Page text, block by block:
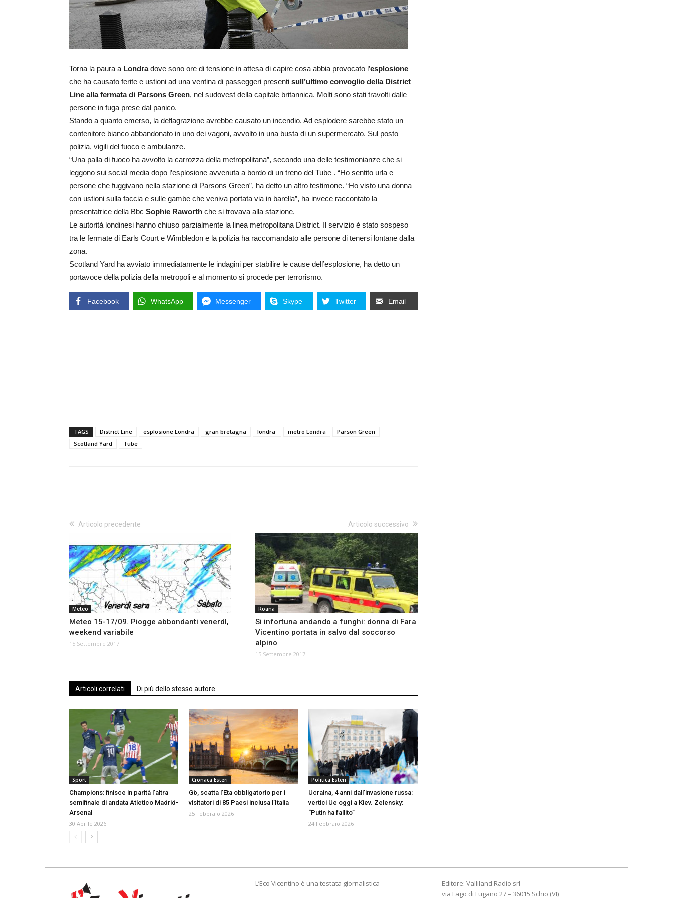
Torna la paura a Londradove sono ore di tensione in attesa di capire cosa abbia provocato l’esplosione
che ha causato ferite e ustioni ad una ventina di passeggeri presenti sull’ultimo convoglio della District
Line alla fermata di Parsons Green, nel sudovest della capitale britannica. Molti sono stati travolti dalle
persone in fuga prese dal panico.
Stando a quanto emerso, la deflagrazione avrebbe causato un incendio. Ad esplodere sarebbe stato un
contenitore bianco abbandonato in uno dei vagoni, avvolto in una busta di un supermercato. Sul posto
polizia, vigili del fuoco e ambulanze.
“Una palla di fuoco ha avvolto la carrozza della metropolitana”, secondo una delle testimonianze che si
leggono sui social media dopo l’esplosione avvenuta a bordo di un treno del Tube . “Ho sentito urla e
persone che fuggivano nella stazione di Parsons Green”, ha detto un altro testimone. “Ho visto una donna
con ustioni sulla faccia e sulle gambe che veniva portata via in barella”, ha invece raccontato la
presentatrice della Bbc Sophie Raworth che si trovava alla stazione.
Le autorità londinesi hanno chiuso parzialmente la linea metropolitana District. Il servizio è stato sospeso
tra le fermate di Earls Court e Wimbledon e la polizia ha raccomandato alle persone di tenersi lontane dalla
zona.
Scotland Yard ha avviato immediatamente le indagini per stabilire le cause dell’esplosione, ha detto un
portavoce della polizia della metropoli e al momento si procede per terrorismo.
Facebook WhatsApp Messenger Skype Twitter Email
TAGS District Line esplosione Londra gran bretagna londra metro Londra
Parson Green
Scotland Yard
Tube
Articolo precedente
Meteo
Meteo 15-17/09. Piogge abbondanti venerdì,
weekend variabile
15 Settembre 2017
Articolo successivo
Roana
Si infortuna andando a funghi: donna di Fara
Vicentino portata in salvo dal soccorso
alpino
15 Settembre 2017
Articoli correlati Di più dello stesso autore
Sport
Champions: finisce in parità l’altra
semifinale di andata Atletico Madrid-
Arsenal
30 Aprile 2026
Cronaca Esteri
Gb, scatta l’Eta obbligatorio per i
visitatori di 85 Paesi inclusa l’Italia
25 Febbraio 2026
Politica Esteri
Ucraina, 4 anni dall’invasione russa:
vertici Ue oggi a Kiev. Zelensky:
“Putin ha fallito”
24 Febbraio 2026
L’Eco Vicentino è una testata giornalistica
Editore: Valliland Radio srl
via Lago di Lugano 27 – 36015 Schio (VI)